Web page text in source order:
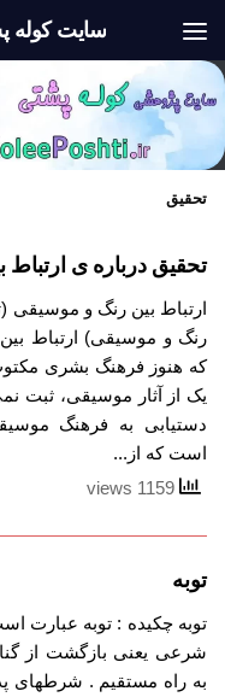
سایت کوله
تحقیق
تحقیق درباره ی
ارتباط بین رنگ و موسیقی
رنگ و موسیقی) ارتباط
که هنوز فرهنگ بشری
یک از آثار موسیقی، ثبت
دستیابی به فرهنگ
است که از...
توبه
توبه چکیده : توبه عبارت
شرعی یعنی بازگشت از